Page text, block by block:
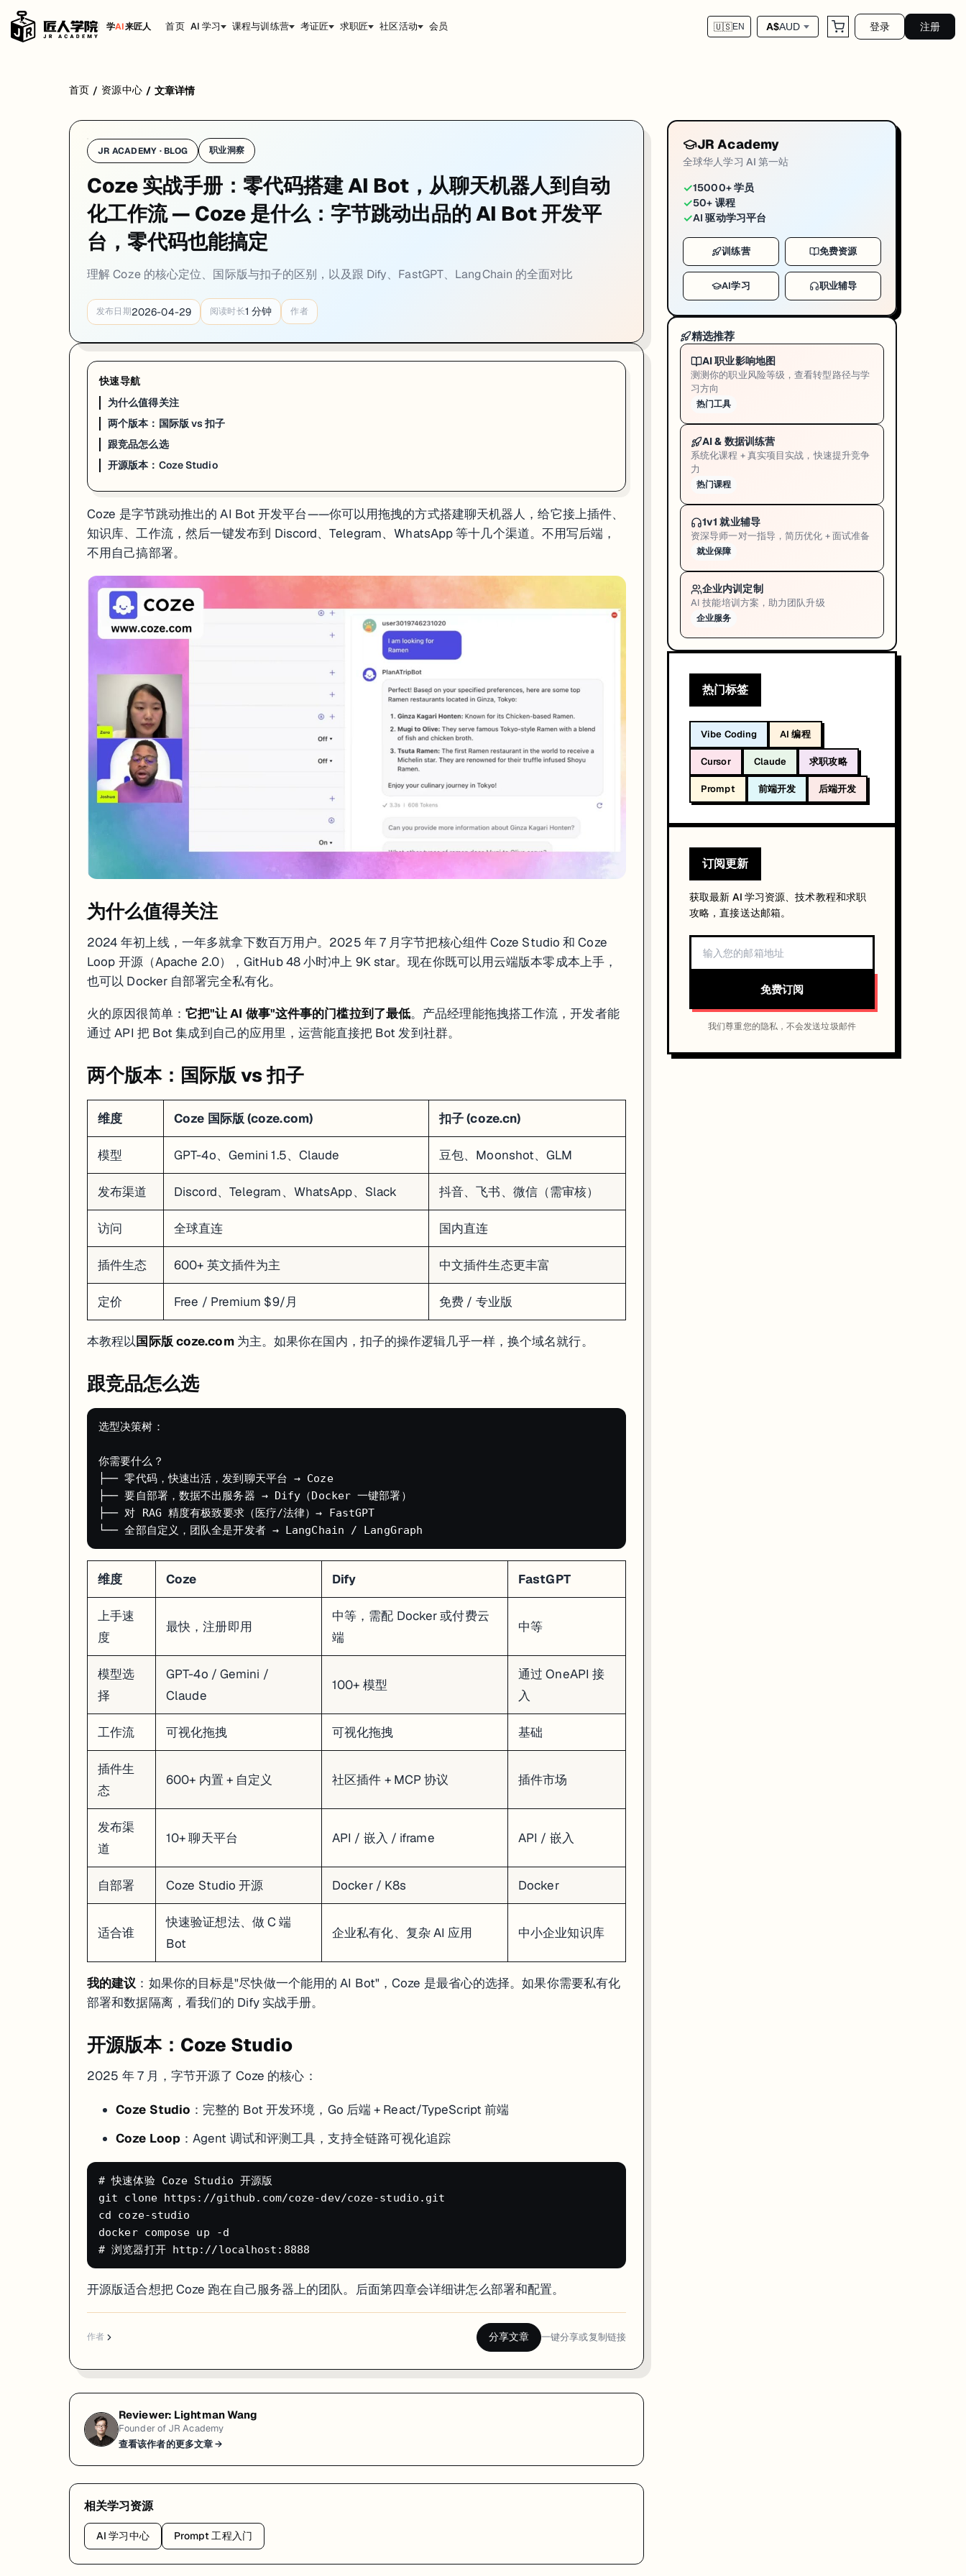
学AI来匠人 首页 AI 学习 课程与训练营 考证匠 求职匠 社区活动 会员 🇺🇸EN A$AUD 登录 注册
为什么值得关注
2024 年初上线，一年多就拿下数百万用户。2025 年 7 月字节把核心组件 Coze Studio 和 Coze Loop 开源（Apache 2.0），GitHub 48 小时冲上 9K star。现在你既可以用云端版本零成本上手，也可以 Docker 自
它把"让 AI 做事"这件事的门槛拉到了最低 。产品经理能拖拽搭工作流，开发者能通过 API 把 Bot 集成到自己的应用里，运营能直接把 Bot 发到社群。
两个版本：国际版 vs 扣子
Coze 国际版 (coze.com)
GPT-4o、Gemini 1.5、Claude
Discord、Telegram、WhatsApp、Slack
├── 零代码，快速出活，发到聊天平台 → Coze
├── 要自部署，数据不出服务器 → Dify（Docker 一键部署）
├── 对 RAG 精度有极致要求（医疗/法律）→ FastGPT
Coze Dify
FastGPT
最快，注册即用 中等，需配 Docker 或付费云端 中等
可视化拖拽 可视化拖拽
Coze Studio 开源 Docker / K8s
快速验证想法、做 C 端 Bot 企业私有化、复杂 AI 应用 中小企业知识库
开源版本：Coze Studio
2025 年 7 月，字节开源了 Coze 的核心：
：Agent 调试和评测工具，支持全链路可视化追踪
git clone https://github.com/coze-dev/coze-studio.git
# 浏览器打开 http://localhost:8888
首页 / 资源中心 / 文章详情
JR ACADEMY · BLOG 职业洞察
Coze 实战手册：零代码搭建 AI Bot，从聊天机器人到自动
化工作流 — Coze 是什么：字节跳动出品的 AI Bot 开发平
台，零代码也能搞定
理解 Coze 的核心定位、国际版与扣子的区别，以及跟 Dify、FastGPT、LangChain 的全面对比
发布日期2026-04-29 阅读时长1 分钟 作者
快速导航
为什么值得关注
两个版本：国际版 vs 扣子
跟竞品怎么选
开源版本：Coze Studio
Coze 是字节跳动推出的 AI Bot 开发平台——你可以用拖拽的方式搭建聊天机器人，给它接上插件、
知识库、工作流，然后一键发布到 Discord、Telegram、WhatsApp 等十几个渠道。不用写后端，
不用自己搞部署。
为什么值得关注
2024 年初上线，一年多就拿下数百万用户。2025 年 7 月字节把核心组件 Coze Studio 和 Coze
Loop 开源（Apache 2.0），GitHub 48 小时冲上 9K star。现在你既可以用云端版本零成本上手，
也可以 Docker 自部署完全私有化。
火的原因很简单： 它把"让 AI 做事"这件事的门槛拉到了最低。产品经理能拖拽搭工作流，开发者能
通过 API 把 Bot 集成到自己的应用里，运营能直接把 Bot 发到社群。
两个版本：国际版 vs 扣子
维度 Coze 国际版 (coze.com) 扣子 (coze.cn)
模型 GPT-4o、Gemini 1.5、Claude 豆包、Moonshot、GLM
发布渠道 Discord、Telegram、WhatsApp、Slack 抖音、飞书、微信（需审核）
访问 全球直连 国内直连
插件生态 600+ 英文插件为主 中文插件生态更丰富
定价 Free / Premium $9/月 免费 / 专业版
本教程以国际版 coze.com为主。如果你在国内，扣子的操作逻辑几乎一样，换个域名就行。
跟竞品怎么选
选型决策树：
你需要什么？
├── 零代码，快速出活，发到聊天平台 → Coze
├── 要自部署，数据不出服务器 → Dify（Docker 一键部署）
├── 对 RAG 精度有极致要求（医疗/法律）→ FastGPT
维度 Coze Dify FastGPT
上手速
度
最快，注册即用
中等，需配 Docker 或付费云
端
中等
模型选
择
GPT-4o / Gemini /
Claude
100+ 模型
通过 OneAPI 接
入
工作流 可视化拖拽 可视化拖拽 基础
插件生
态
600+ 内置 + 自定义 社区插件 + MCP 协议 插件市场
发布渠
道
10+ 聊天平台 API / 嵌入 / iframe API / 嵌入
自部署 Coze Studio 开源 Docker / K8s Docker
适合谁
快速验证想法、做 C 端
Bot
企业私有化、复杂 AI 应用 中小企业知识库
我的建议 ：如果你的目标是"尽快做一个能用的 AI Bot"，Coze 是最省心的选择。如果你需要私有化
部署和数据隔离，看我们的 Dify 实战手册。
开源版本：Coze Studio
2025 年 7 月，字节开源了 Coze 的核心：
Coze Studio ：完整的 Bot 开发环境，Go 后端 + React/TypeScript 前端
Coze Loop：Agent 调试和评测工具，支持全链路可视化追踪
# 快速体验 Coze Studio 开源版
git clone https://github.com/coze-dev/coze-studio.git
cd coze-studio
docker compose up -d
开源版适合想把 Coze 跑在自己服务器上的团队。后面第四章会详细讲怎么部署和配置。
作者 分享文章 一键分享或复制链接
Reviewer: Lightman Wang
Founder of JR Academy
查看该作者的更多文章 →
相关学习资源
AI 学习中心 Prompt 工程入门
JR Academy
全球华人学习 AI 第一站
✓15000+ 学员
✓50+ 课程
✓AI 驱动学习平台
训练营 免费资源
AI学习 职业辅导
精选推荐
AI 职业影响地图
测测你的职业风险等级，查看转型路径与学
习方向
热门工具
AI & 数据训练营
系统化课程 + 真实项目实战，快速提升竞争
力
热门课程
1v1 就业辅导
资深导师一对一指导，简历优化 + 面试准备
就业保障
企业内训定制
AI 技能培训方案，助力团队升级
企业服务
热门标签
Vibe Coding AI 编程
Cursor Claude 求职攻略
Prompt 前端开发 后端开发
订阅更新
获取最新 AI 学习资源、技术教程和求职
攻略，直接送达邮箱。
免费订阅
我们尊重您的隐私，不会发送垃圾邮件